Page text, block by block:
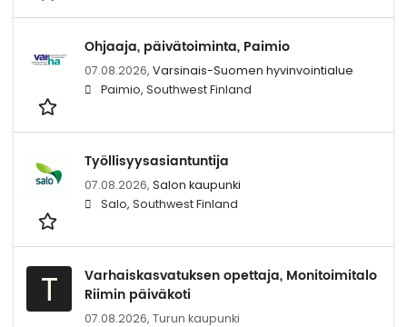
Ohjaaja, päivätoiminta, Paimio
07.08.2026, Varsinais-Suomen hyvinvointialue
Paimio, Southwest Finland
Työllisyysasiantuntija
07.08.2026, Salon kaupunki
Salo, Southwest Finland
T
Varhaiskasvatuksen opettaja, Monitoimitalo
Riimin päiväkoti
07.08.2026, Turun kaupunki